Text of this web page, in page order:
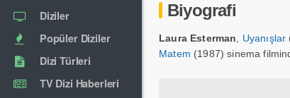
Diziler
Popüler Diziler
Dizi Türleri
TV Dizi Haberleri
Biyografi
Laura Esterman Uyanışlar
Matem (1987) sinema